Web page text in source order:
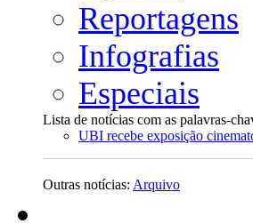
Reportagens
Infografias
Especiais
Lista de notícias com as palavras-
UBI recebe exposição
Outras notícias: Arquivo